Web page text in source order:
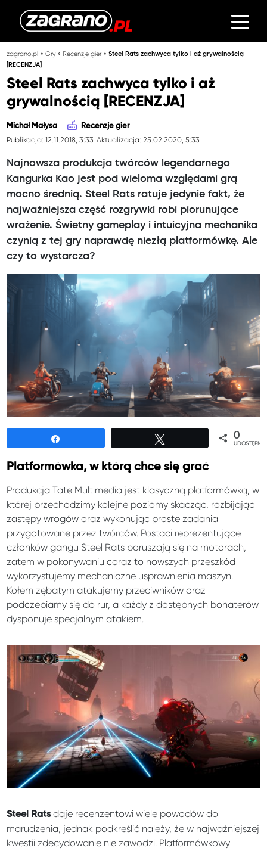
zagrano.pl »Gry» Recenzje gier »Steel Rats zachwyca tylko i aż grywalnością
[RECENZJA]
Steel Rats zachwyca tylko i aż
grywalnością [RECENZJA]
Michał Małysa Recenzje gier
Publikacja: 12.11.2018, 3:33 Aktualizacja: 25.02.2020, 5:33
Najnowsza produkcja twórców legendarnego
Kangurka Kao jest pod wieloma względami grą
mocno średnią. Steel Rats ratuje jedynie fakt, że
najważniejsza część rozgrywki robi piorunujące
wrażenie. Świetny gameplay i intuicyjna mechanika
czynią z tej gry naprawdę niezłą platformówkę. Ale
czy to wystarcza?
0
Platformówka, w którą chce się grać
Produkcja Tate Multimedia jest klasyczną platformówką, w
której przechodzimy kolejne poziomy skacząc, rozbijając
zastępy wrogów oraz wykonując proste zadania
przygotowane przez twórców. Postaci reprezentujące
członków gangu Steel Rats poruszają się na motorach,
zatem w pokonywaniu coraz to nowszych przeszkód
wykorzystujemy mechaniczne usprawnienia maszyn.
Kołem zębatym atakujemy przeciwników oraz
podczepiamy się do rur, a każdy z dostępnych bohaterów
dysponuje specjalnym atakiem.
Steel Ratsdaje recenzentowi wiele powodów do
marudzenia, jednak podkreślić należy, że w najważniejszej
kwestii zdecydowanie nie zawodzi. Platformówkowy